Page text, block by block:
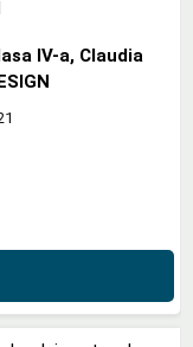
IV-a, Claudia